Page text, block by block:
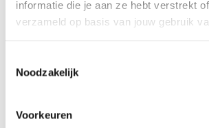
informatie die je aan ze hebt verstrekt
verzameld op basis van jouw gebruik
Noodzakelijk
Voorkeuren